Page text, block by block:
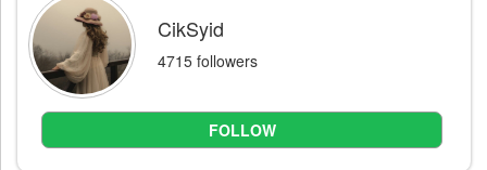
CikSyid
4715 followers
FOLLOW